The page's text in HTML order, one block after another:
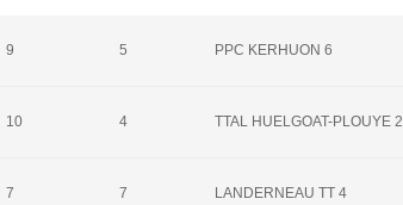
9 5 PPC KERHUON 6
10 4 TTAL HUELGOAT-PLOUYE 2
7 7 LANDERNEAU TT 4